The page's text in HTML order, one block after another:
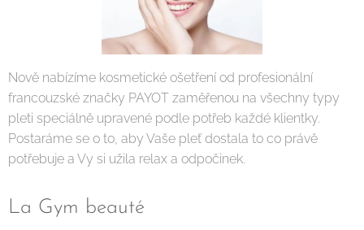
Nově nabízíme kosmetické ošetření od profesionální
francouzské značky PAYOT zaměřenou na všechny typy
pleti speciálně upravené podle potřeb každé klientky.
Postaráme se o to, aby Vaše pleť dostala to co právě
potřebuje a Vy si užila relax a odpočinek.
La Gym beauté